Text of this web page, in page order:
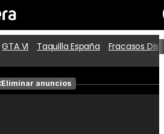
Cartelera
Películas
GTA VI Taquilla España Fracasos
Eliminar anuncios